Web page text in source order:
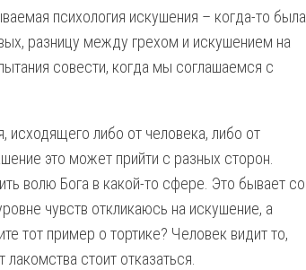
психология искушения – когда-то была
разницу между грехом и искушением на
совести, когда мы соглашаемся с
исходящего либо от человека, либо от
это может прийти с разных сторон.
волю Бога в какой-то сфере. Это бывает со
чувств откликаюсь на искушение, а
тот пример о тортике? Человек видит то,
стоит отказаться.